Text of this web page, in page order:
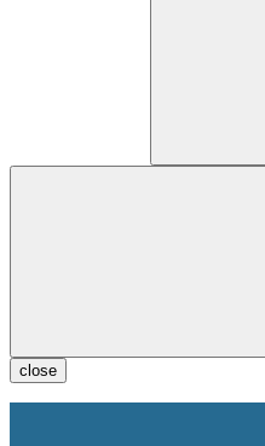
close